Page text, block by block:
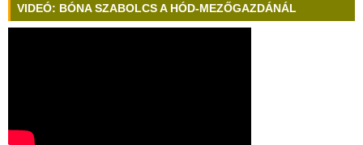
VIDEÓ: BÓNA SZABOLCS A HÓD-MEZŐGAZDÁNÁL